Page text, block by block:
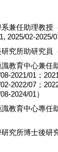
兼任助理教授
2025/02-2025/
究所助研究員
教育中心兼任
2021/01；
2022/07；
2024/01）
教育中心專任
究所博士後研